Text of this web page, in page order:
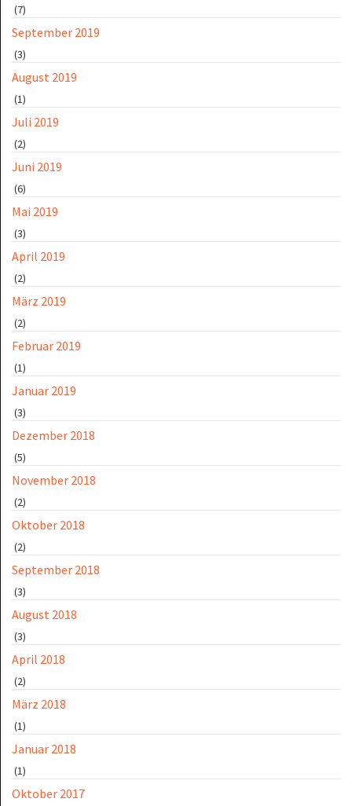
(7)
September 2019
(3)
August 2019
(1)
Juli 2019
(2)
Juni 2019
(6)
Mai 2019
(3)
April 2019
(2)
März 2019
(2)
Februar 2019
(1)
Januar 2019
(3)
Dezember 2018
(5)
November 2018
(2)
Oktober 2018
(2)
September 2018
(3)
August 2018
(3)
April 2018
(2)
März 2018
(1)
Januar 2018
(1)
Oktober 2017